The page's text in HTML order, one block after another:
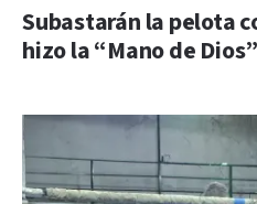
Subastarán la pelota
hizo la “Mano de